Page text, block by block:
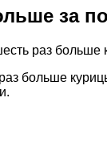
за
раз больше
больше